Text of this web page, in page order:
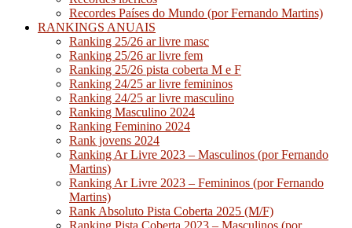
Recordes Países do Mundo (por Fernando Martins)
RANKINGS ANUAIS
Ranking 25/26 ar livre masc
Ranking 25/26 ar livre fem
Ranking 25/26 pista coberta M e F
Ranking 24/25 ar livre femininos
Ranking 24/25 ar livre masculino
Ranking Masculino 2024
Ranking Feminino 2024
Rank jovens 2024
Ranking Ar Livre 2023 – Masculinos (por Fernando
Martins)
Ranking Ar Livre 2023 – Femininos (por Fernando
Martins)
Rank Absoluto Pista Coberta 2025 (M/F)
Ranking Pista Coberta 2023 – Masculinos (por